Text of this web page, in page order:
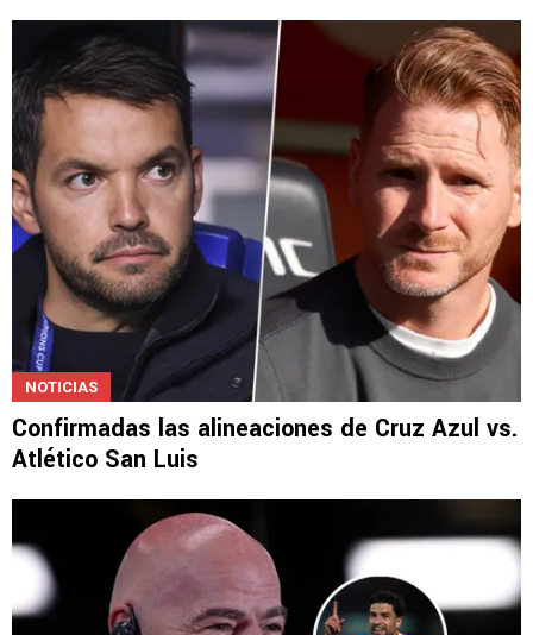
NOTICIAS
Confirmadas las alineaciones de Cruz Azul vs.
Atlético San Luis